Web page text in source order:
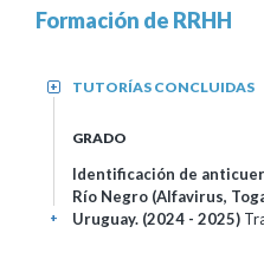
Formación de RRHH
TUTORÍAS CONCLUIDAS
+
GRADO
Identificación de
Río Negro (Alfavirus,
Uruguay. (2024 - 2025)
+